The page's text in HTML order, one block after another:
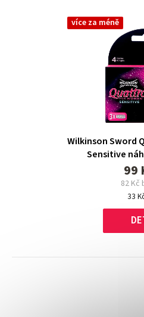
více za méně
Wilkinson Sword
Sensitive
99
82 Kč
33